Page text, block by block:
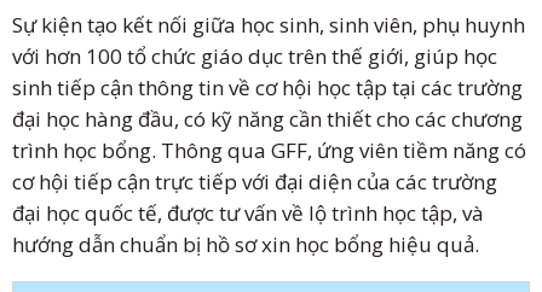
Sự kiện tạo kết nối giữa học sinh, sinh viên, phụ huynh
với hơn 100 tổ chức giáo dục trên thế giới, giúp học
sinh tiếp cận thông tin về cơ hội học tập tại các trường
đại học hàng đầu, có kỹ năng cần thiết cho các chương
trình học bổng. Thông qua GFF, ứng viên tiềm năng có
cơ hội tiếp cận trực tiếp với đại diện của các trường
đại học quốc tế, được tư vấn về lộ trình học tập, và
hướng dẫn chuẩn bị hồ sơ xin học bổng hiệu quả.